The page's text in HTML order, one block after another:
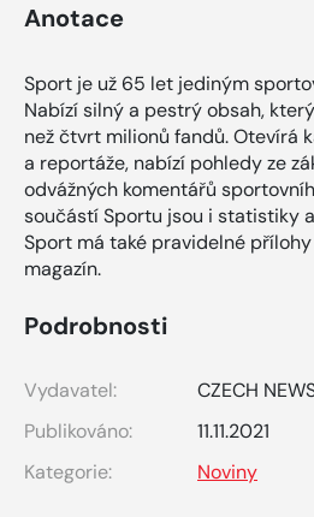
Anotace
Sport je už 65 let jediným
Nabízí silný a pestrý obsah,
než čtvrt milionů fandů. Otevírá
a reportáže, nabízí pohledy ze
odvážných komentářů
součástí Sportu jsou i statistiky
Sport má také pravidelné
magazín.
Podrobnosti
Vydavatel:
CZECH
Publikováno:
11.11.2021
Kategorie:
Noviny